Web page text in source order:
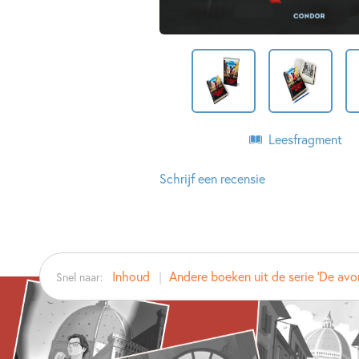
Leesfragment
Schrijf een recensie
Snel naar: Inhoud Andere boeken uit de serie 'De